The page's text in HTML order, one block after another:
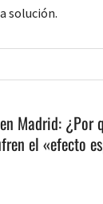
solución.
Madrid: ¿Por
el «efecto